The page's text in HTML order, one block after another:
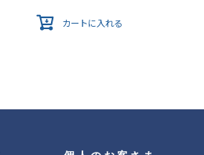
カートに入れる